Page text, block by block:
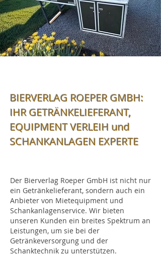
BIERVERLAG ROEPER GMBH:
IHR GETRÄNKELIEFERANT,
EQUIPMENT VERLEIH und
SCHANKANLAGEN EXPERTE
Der Bierverlag Roeper GmbH ist nicht nur
ein Getränkelieferant, sondern auch ein
Anbieter von Mietequipment und
Schankanlagenservice. Wir bieten
unseren Kunden ein breites Spektrum an
Leistungen, um sie bei der
Getränkeversorgung und der
Schanktechnik zu unterstützen.